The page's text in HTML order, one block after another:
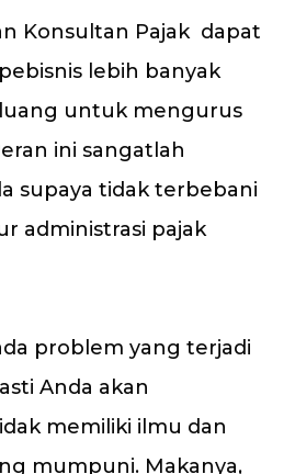
Konsultan Pajak dapat
lebih banyak
untuk mengurus
ini sangatlah
supaya tidak terbebani
administrasi pajak
problem yang terjadi
Anda akan
memiliki ilmu dan
mumpuni. Makanya,